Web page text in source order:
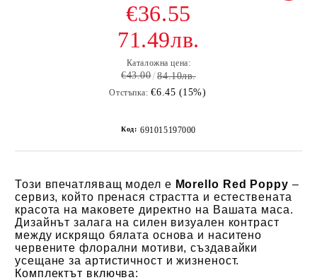
€36.55
71.49лв.
Каталожна цена:
€43.00 84.10лв.
Отстъпка: €6.45 (15%)
Код: 691015197000
Този впечатляващ модел е Morello Red Poppy –
сервиз, който пренася страстта и естествената
красота на маковете директно на Вашата маса.
Дизайнът залага на силен визуален контраст
между искрящо бялата основа и наситено
червените флорални мотиви, създавайки
усещане за артистичност и жизненост.
Комплектът включва: